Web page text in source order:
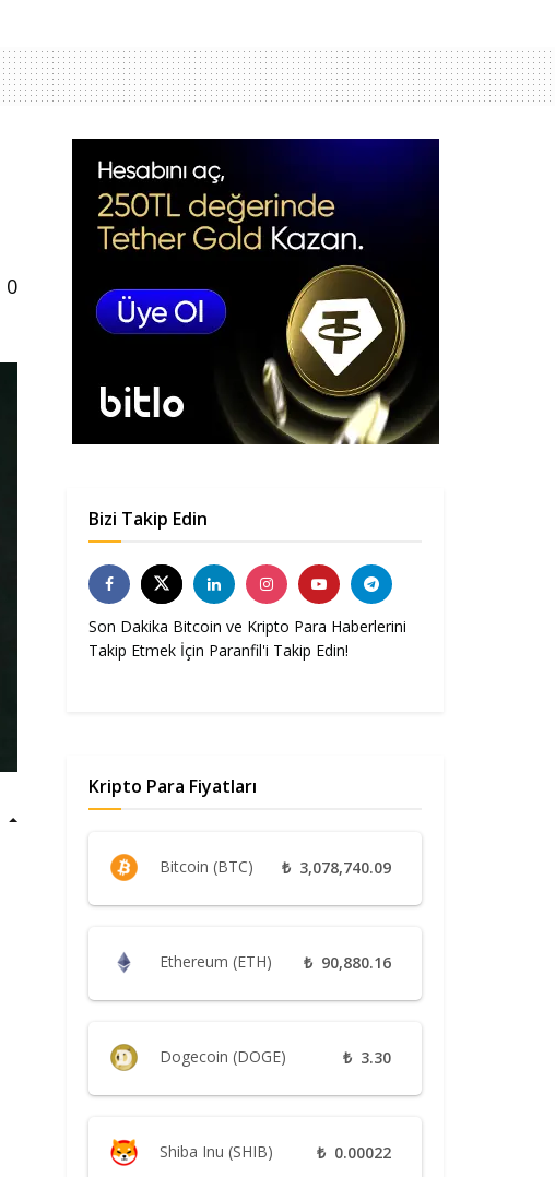
0
Bizi Takip Edin
Son Dakika Bitcoin ve Kripto Para Haberlerini
Takip Etmek İçin Paranfil'i Takip Edin!
Kripto Para Fiyatları
Bitcoin (BTC) ₺ 3,078,740.09
Ethereum (ETH) ₺ 90,880.16
Dogecoin (DOGE) ₺ 3.30
Shiba Inu (SHIB) ₺ 0.00022